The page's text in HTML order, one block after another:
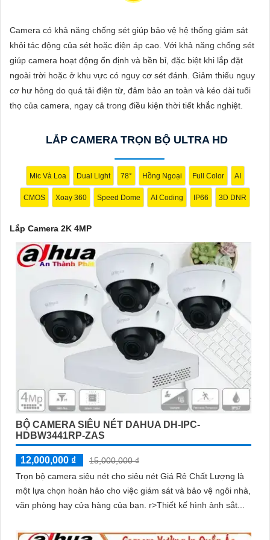
VẤN
DỊCH
VỤ
Camera có khả năng chống sét giúp bảo vệ hệ thống giám sát
khỏi tác động của sét hoặc điện áp cao. Với khả năng chống sét
giúp camera hoạt động ổn định và bền bỉ, đặc biệt khi lắp đặt
ngoài trời hoặc ở khu vực có nguy cơ sét đánh. Giảm thiểu nguy
cơ hư hỏng do quá tải điện từ, đảm bảo an toàn và kéo dài tuổi
thọ của camera, ngay cả trong điều kiện thời tiết khắc nghiệt.
LẮP CAMERA TRỌN BỘ ULTRA HD
Mic Và Loa Dual Light 78° Hồng Ngoại Full Color AI
CMOS Xoay 360 Speed Dome AI Coding IP66 3D DNR
Lắp Camera 2K 4MP
BỘ CAMERA SIÊU NÉT DAHUA DH-IPC-
HDBW3441RP-ZAS
12,000,000 ₫
15,000,000 ₫
Trọn bộ camera siêu nét cho siêu nét Giá Rẻ Chất Lượng là
một lựa chọn hoàn hảo cho việc giám sát và bảo vệ ngôi nhà,
văn phòng hay cửa hàng của bạn. r>Thiết kế hình ảnh sắt...